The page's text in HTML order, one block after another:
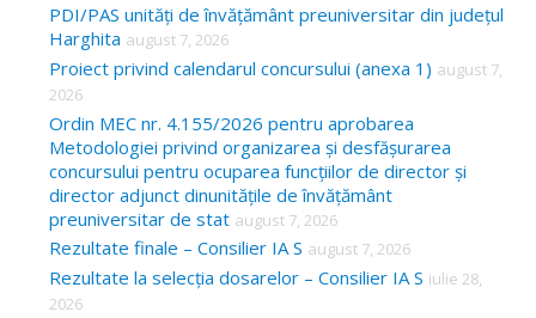
c
h
f
o
r
PDI/PAS unități de învățământ preuniversitar din județul
Harghita august 7, 2026
Proiect privind calendarul concursului (anexa 1) august 7,
2026
Ordin MEC nr. 4.155/2026 pentru aprobarea
Metodologiei privind organizarea și desfășurarea
concursului pentru ocuparea funcțiilor de director și
director adjunct dinunitățile de învățământ
preuniversitar de stat august 7, 2026
Rezultate finale – Consilier IA S august 7, 2026
Rezultate la selecția dosarelor – Consilier IA S iulie 28,
2026